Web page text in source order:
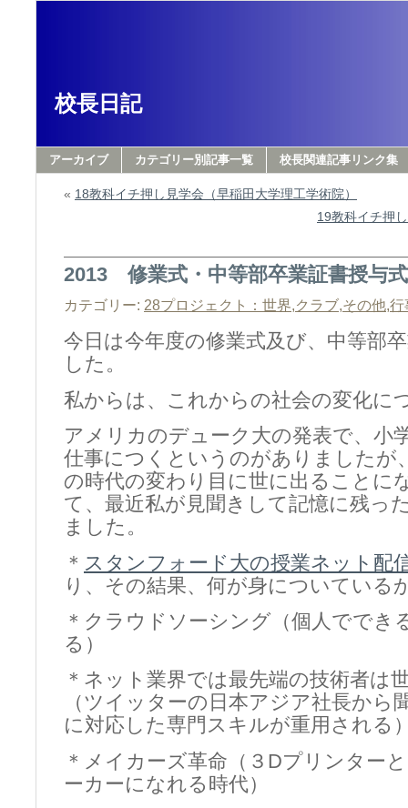
校長日記
アーカイブ カテゴリー別記事一覧 校長関連記事リンク集
« 18教科イチ押し見学会（早稲田大学理工学術院）
19教科イチ押
2013 修業式・中等部卒業証書授与式
カテゴリー: 28プロジェクト：世界,クラブ,その他,行
今日は今年度の修業式及び、中等部
した。
私からは、これからの社会の変化に
アメリカのデューク大の発表で、小
仕事につくというのがありましたが
の時代の変わり目に世に出ることに
て、最近私が見聞きして記憶に残っ
ました。
＊ スタンフォード大の授業ネット配
り、その結果、何が身についている
＊クラウドソーシング（個人ででき
る）
＊ネット業界では最先端の技術者は
（ツイッターの日本アジア社長から
に対応した専門スキルが重用される
＊メイカーズ革命（３Dプリンター
ーカーになれる時代）